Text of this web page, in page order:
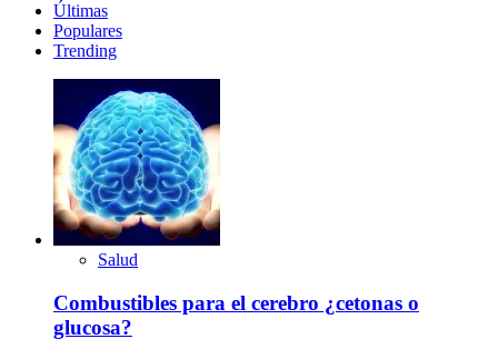
Últimas
Populares
Trending
Salud
Combustibles para el cerebro ¿cetonas o
glucosa?